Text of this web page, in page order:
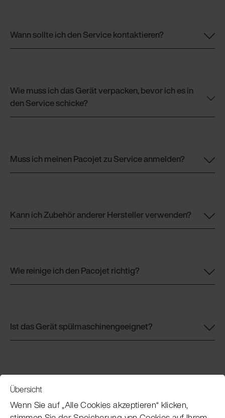
Wann sollte ich den Service kontaktieren?
Wie muss ich das Gerät verpacken, bevor ich es in
den Service schicke?
Muss ich meinen Pacojet zu Service anmelden?
Kann ich Zubehör anderer Hersteller verwenden?
Wie reinige ich den Pacojet richtig?
Ist das Gerät spülmaschinengeeignet?
Übersicht
Wenn Sie auf „Alle Cookies akzeptieren“ klicken,